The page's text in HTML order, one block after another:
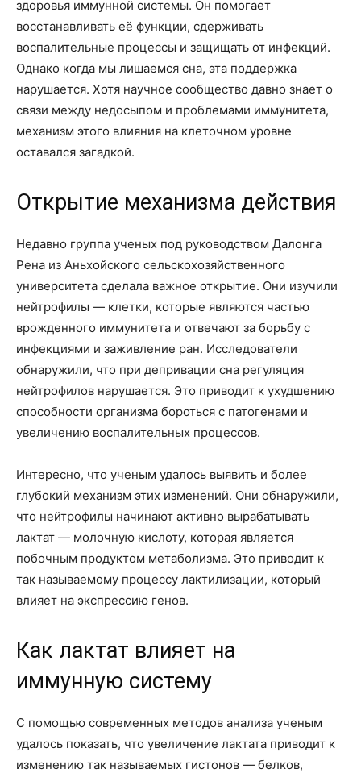
здоровья иммунной системы. Он помогает
восстанавливать её функции, сдерживать
воспалительные процессы и защищать от инфекций.
Однако когда мы лишаемся сна, эта поддержка
нарушается. Хотя научное сообщество давно знает о
связи между недосыпом и проблемами иммунитета,
механизм этого влияния на клеточном уровне
оставался загадкой.
Открытие механизма действия
Недавно группа ученых под руководством Далонга
Рена из Аньхойского сельскохозяйственного
университета сделала важное открытие. Они изучили
нейтрофилы — клетки, которые являются частью
врожденного иммунитета и отвечают за борьбу с
инфекциями и заживление ран. Исследователи
обнаружили, что при депривации сна регуляция
нейтрофилов нарушается. Это приводит к ухудшению
способности организма бороться с патогенами и
увеличению воспалительных процессов.
Интересно, что ученым удалось выявить и более
глубокий механизм этих изменений. Они обнаружили,
что нейтрофилы начинают активно вырабатывать
лактат — молочную кислоту, которая является
побочным продуктом метаболизма. Это приводит к
так называемому процессу лактилизации, который
влияет на экспрессию генов.
Как лактат влияет на
иммунную систему
С помощью современных методов анализа ученым
удалось показать, что увеличение лактата приводит к
изменению так называемых гистонов — белков,